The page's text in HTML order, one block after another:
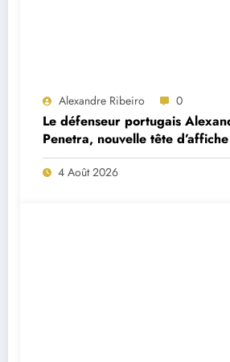
Alexandre Ribeiro 0
Le défenseur portugais
Penetra, nouvelle tête d’affiche
projet très ambitieux
4 Août 2026